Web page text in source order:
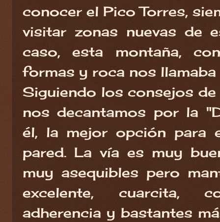
conocer el Pico Torres,
visitar zonas nuevas de
caso, esta montaña,
formas y roca nos
Siguiendo los consejos
nos decantamos por la
él, la mejor opción para
pared. La vía es muy
muy asequibles pero
excelente, cuarcita,
adherencia y bastantes